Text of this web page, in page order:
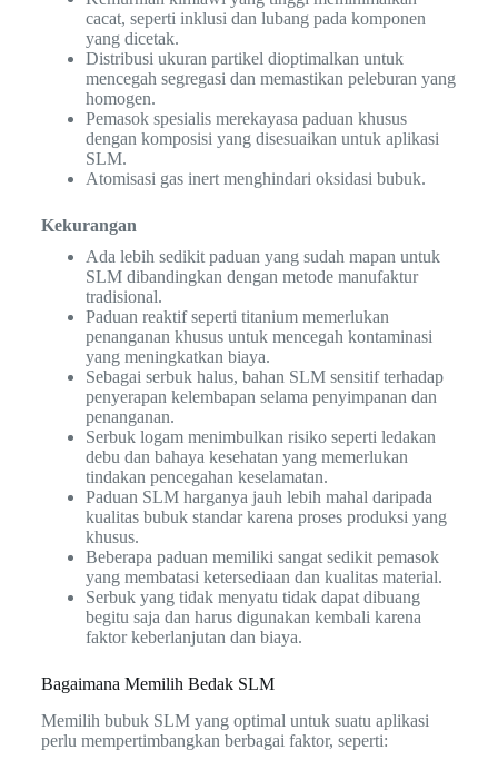
cacat, seperti inklusi dan lubang pada komponen
yang dicetak.
Distribusi ukuran partikel dioptimalkan untuk
mencegah segregasi dan memastikan peleburan yang
homogen.
Pemasok spesialis merekayasa paduan khusus
dengan komposisi yang disesuaikan untuk aplikasi
SLM.
Atomisasi gas inert menghindari oksidasi bubuk.
Kekurangan
Ada lebih sedikit paduan yang sudah mapan untuk
SLM dibandingkan dengan metode manufaktur
tradisional.
Paduan reaktif seperti titanium memerlukan
penanganan khusus untuk mencegah kontaminasi
yang meningkatkan biaya.
Sebagai serbuk halus, bahan SLM sensitif terhadap
penyerapan kelembapan selama penyimpanan dan
penanganan.
Serbuk logam menimbulkan risiko seperti ledakan
debu dan bahaya kesehatan yang memerlukan
tindakan pencegahan keselamatan.
Paduan SLM harganya jauh lebih mahal daripada
kualitas bubuk standar karena proses produksi yang
khusus.
Beberapa paduan memiliki sangat sedikit pemasok
yang membatasi ketersediaan dan kualitas material.
Serbuk yang tidak menyatu tidak dapat dibuang
begitu saja dan harus digunakan kembali karena
faktor keberlanjutan dan biaya.
Bagaimana Memilih Bedak SLM
Memilih bubuk SLM yang optimal untuk suatu aplikasi
perlu mempertimbangkan berbagai faktor, seperti: